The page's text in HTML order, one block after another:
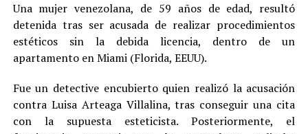
Una mujer venezolana, de 59 años de edad, resultó
detenida tras ser acusada de realizar procedimientos
estéticos sin la debida licencia, dentro de un
apartamento en Miami (Florida, EEUU).
Fue un detective encubierto quien realizó la acusación
contra Luisa Arteaga Villalina, tras conseguir una cita
con la supuesta esteticista. Posteriormente, el